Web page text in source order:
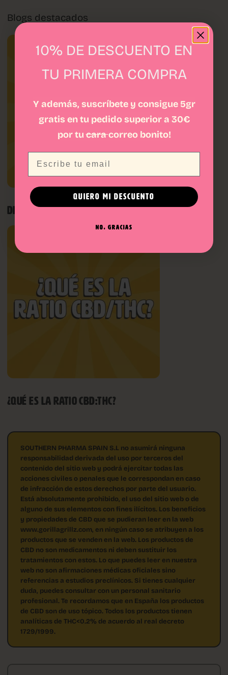
Blogs destacados
DIFERENCIAS ENTRE DRY Y POLEN
¿QUÉ ES LA RATIO CBD:THC?
SOUTHERN PHARMA SPAIN S.L no asumirá ninguna
responsabilidad derivada del uso por terceros del
contenido del sitio web y podrá ejercitar todas las
acciones civiles o penales que le correspondan en caso
de infracción de estos derechos por parte del usuario.
Está absolutamente prohibido, el uso del sitio web o de
alguno de sus elementos con fines ilícitos. Los beneficios
y propiedades de CBD que se pudieran leer en la web
www.gorillagrillz.com, en ningún caso se atribuyen a los
productos que se venden en la web. Los productos de
CBD no son medicamentos ni deben sustituir los
tratamientos con estos. Lo que puedes leer en nuestra
web no son afirmaciones médicas oficiales sino
referencias a estudios preclínicos. Si tienes cualquier
duda, puedes consultar con un personal sanitario
profesional. Te recordamos que en España los productos
de CBD son de uso tópico. Todos los productos tienen
analíticas de THC<0.2% de acuerdo al real decreto
1729/1999.
10% DE DESCUENTO EN
TU PRIMERA COMPRA
Y además, suscríbete y consigue 5gr
gratis en tu pedido superior a 30€
por tucaracorreo bonito!
QUIERO MI DESCUENTO
NO, GRACIAS